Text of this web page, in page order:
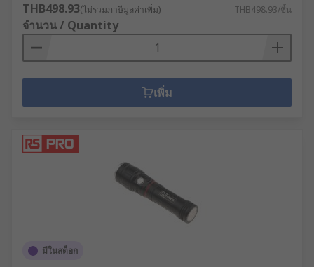
THB498.93(ไม่รวมภาษีมูลค่าเพิ่ม) THB498.93/ชิ้น
จำนวน / Quantity
เพิ่ม
มีในสต็อก